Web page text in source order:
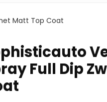
Matt Top Coat
Full Dip